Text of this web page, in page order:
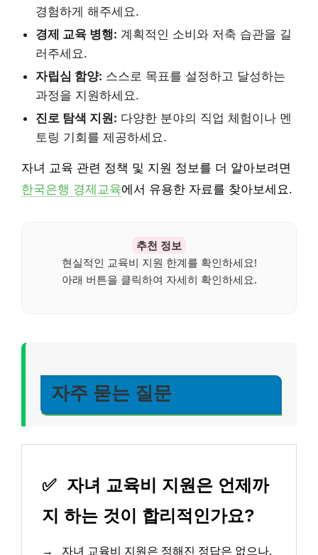
경험하게 해주세요.
경제 교육 병행: 계획적인 소비와 저축 습관을 길
러주세요.
자립심 함양: 스스로 목표를 설정하고 달성하는
과정을 지원하세요.
진로 탐색 지원: 다양한 분야의 직업 체험이나 멘
토링 기회를 제공하세요.
자녀 교육 관련 정책 및 지원 정보를 더 알아보려면
한국은행 경제교육에서 유용한 자료를 찾아보세요.
추천 정보
현실적인 교육비 지원 한계를 확인하세요!
아래 버튼을 클릭하여 자세히 확인하세요.
자주 묻는 질문
✅ 자녀 교육비 지원은 언제까
지 하는 것이 합리적인가요?
→
자녀 교육비 지원은 정해진 정답은 없으나,